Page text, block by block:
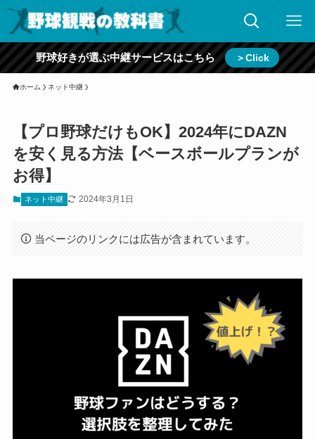
野球好きが選ぶ中継サービスはこちら ＞Click
ホーム ネット中継
【プロ野球だけもOK】2024年にDAZN
を安く見る方法【ベースボールプランが
お得】
ネット中継 2024年3月1日
当ページのリンクには広告が含まれています。